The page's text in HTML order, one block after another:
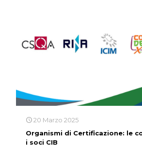
20 Marzo 2025
Organismi di Certificazione: le
i soci CIB